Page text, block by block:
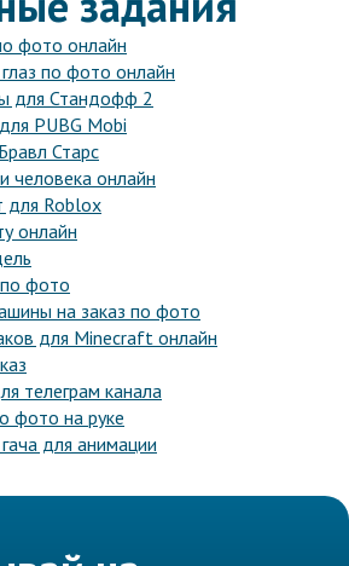
фото онлайн
по фото онлайн
для Стандофф 2
PUBG Mobi
Старс
человека онлайн
для Roblox
онлайн
фото
на заказ по фото
для Minecraft онлайн
телеграм канала
фото на руке
для анимации